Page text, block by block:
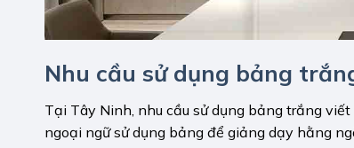
Nhu cầu sử dụng bảng
Tại Tây Ninh, nhu cầu sử dụng bảng trắng
ngoại ngữ sử dụng bảng để giảng dạy hằng